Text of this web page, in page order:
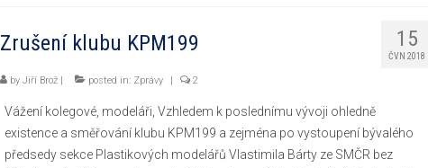
15
ČVN 2018
Zrušení klubu KPM199
by Jiří Brož| posted in: Zprávy 2
Vážení kolegové, modeláři, Vzhledem k poslednímu vývoji ohledně
existence a směřování klubu KPM199 a zejména po vystoupení bývalého
předsedy sekce Plastikových modelářů Vlastimila Bárty ze SMČR bez